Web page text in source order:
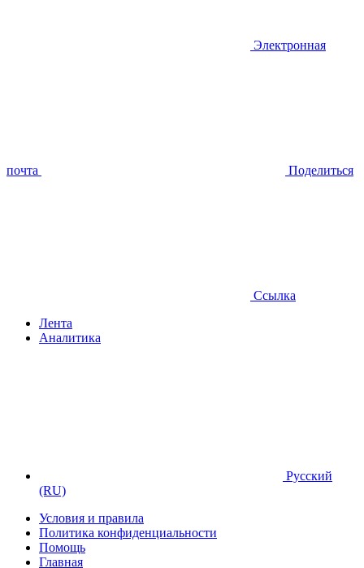
Электронная
почта Поделиться
Ссылка
Лента
Аналитика
Русский
(RU)
Условия и правила
Политика конфиденциальности
Помощь
Главная